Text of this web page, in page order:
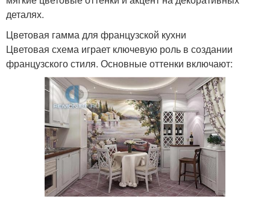
деталях.
Цветовая гамма для французской кухни
Цветовая схема играет ключевую роль в создании
французского стиля. Основные оттенки включают: